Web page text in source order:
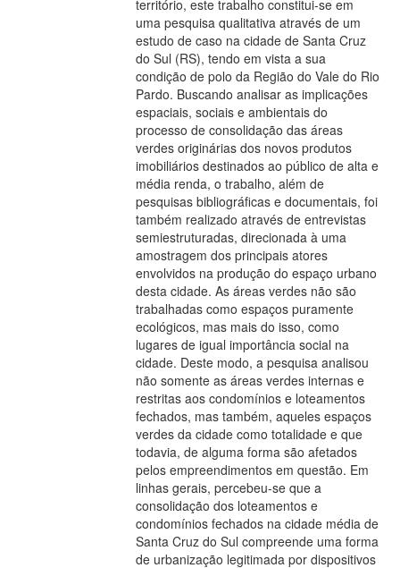
território, este trabalho constitui-se em
uma pesquisa qualitativa através de um
estudo de caso na cidade de Santa Cruz
do Sul (RS), tendo em vista a sua
condição de polo da Região do Vale do Rio
Pardo. Buscando analisar as implicações
espaciais, sociais e ambientais do
processo de consolidação das áreas
verdes originárias dos novos produtos
imobiliários destinados ao público de alta e
média renda, o trabalho, além de
pesquisas bibliográficas e documentais, foi
também realizado através de entrevistas
semiestruturadas, direcionada à uma
amostragem dos principais atores
envolvidos na produção do espaço urbano
desta cidade. As áreas verdes não são
trabalhadas como espaços puramente
ecológicos, mas mais do isso, como
lugares de igual importância social na
cidade. Deste modo, a pesquisa analisou
não somente as áreas verdes internas e
restritas aos condomínios e loteamentos
fechados, mas também, aqueles espaços
verdes da cidade como totalidade e que
todavia, de alguma forma são afetados
pelos empreendimentos em questão. Em
linhas gerais, percebeu-se que a
consolidação dos loteamentos e
condomínios fechados na cidade média de
Santa Cruz do Sul compreende uma forma
de urbanização legitimada por dispositivos